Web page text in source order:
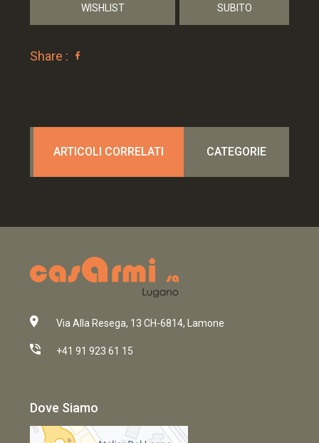
WISHLIST
SUBITO
Share :
ARTICOLI CORRELATI CATEGORIE
Via Alla Resega, 13 CH-6814, Lamone
+41 91 923 61 15
Dove Siamo